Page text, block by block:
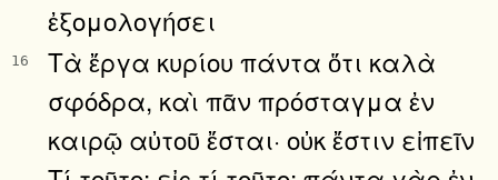
ἐξομολογήσει
16
Τὰ ἔργα κυρίου πάντα ὅτι καλὰ
σφόδρα, καὶ πᾶν πρόσταγμα ἐν
καιρῷ αὐτοῦ ἔσται· οὐκ ἔστιν εἰπεῖν